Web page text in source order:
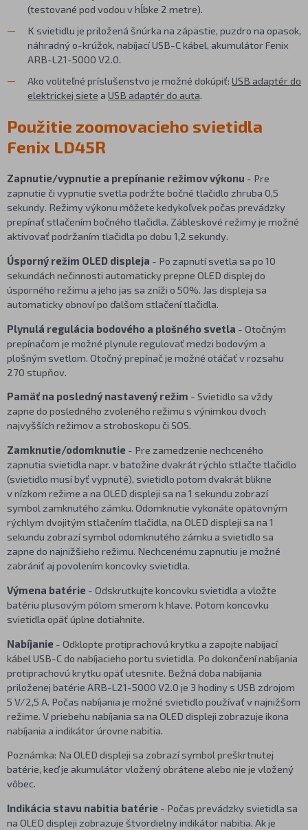
(testované pod vodou v hĺbke 2 metre).
K svietidlu je priložená šnúrka na zápästie, puzdro na opasok,
náhradný o-krúžok, nabíjací USB-C kábel, akumulátor Fenix
ARB-L21-5000 V2.0.
Ako voliteľné príslušenstvo je možné dokúpiť: USB adaptér do
elektrickej siete a USB adaptér do auta.
Použitie zoomovacieho svietidla
Fenix LD45R
Zapnutie/vypnutie a prepínanie režimov výkonu - Pre
zapnutie či vypnutie svetla podržte bočné tlačidlo zhruba 0,5
sekundy. Režimy výkonu môžete kedykoľvek počas prevádzky
prepínať stlačením bočného tlačidla. Zábleskové režimy je možné
aktivovať podržaním tlačidla po dobu 1,2 sekundy.
Úsporný režim OLED displeja - Po zapnutí svetla sa po 10
sekundách nečinnosti automaticky prepne OLED displej do
úsporného režimu a jeho jas sa zníži o 50%. Jas displeja sa
automaticky obnoví po ďalšom stlačení tlačidla.
Plynulá regulácia bodového a plošného svetla - Otočným
prepínačom je možné plynule regulovať medzi bodovým a
plošným svetlom. Otočný prepínač je možné otáčať v rozsahu
270 stupňov.
Pamäť na posledný nastavený režim - Svietidlo sa vždy
zapne do posledného zvoleného režimu s výnimkou dvoch
najvyšších režimov a stroboskopu či SOS.
Zamknutie/odomknutie - Pre zamedzenie nechceného
zapnutia svietidla napr. v batožine dvakrát rýchlo stlačte tlačidlo
(svietidlo musí byť vypnuté), svietidlo potom dvakrát blikne
v nízkom režime a na OLED displeji sa na 1 sekundu zobrazí
symbol zamknutého zámku. Odomknutie vykonáte opätovným
rýchlym dvojitým stlačením tlačidla, na OLED displeji sa na 1
sekundu zobrazí symbol odomknutého zámku a svietidlo sa
zapne do najnižšieho režimu. Nechcenému zapnutiu je možné
zabrániť aj povolením koncovky svietidla.
Výmena batérie - Odskrutkujte koncovku svietidla a vložte
batériu plusovým pólom smerom k hlave. Potom koncovku
svietidla opäť úplne dotiahnite.
Nabíjanie - Odklopte protiprachovú krytku a zapojte nabíjací
kábel USB-C do nabíjacieho portu svietidla. Po dokončení nabíjania
protiprachovú krytku opäť utesnite. Bežná doba nabíjania
priloženej batérie ARB-L21-5000 V2.0 je 3 hodiny s USB zdrojom
5 V/2,5 A. Počas nabíjania je možné svietidlo používať v najnižšom
režime. V priebehu nabíjania sa na OLED displeji zobrazuje ikona
nabíjania a indikátor úrovne nabitia.
Poznámka: Na OLED displeji sa zobrazí symbol preškrtnutej
batérie, keď je akumulátor vložený obrátene alebo nie je vložený
vôbec.
Indikácia stavu nabitia batérie - Počas prevádzky svietidla sa
na OLED displeji zobrazuje štvordielny indikátor nabitia. Ak je